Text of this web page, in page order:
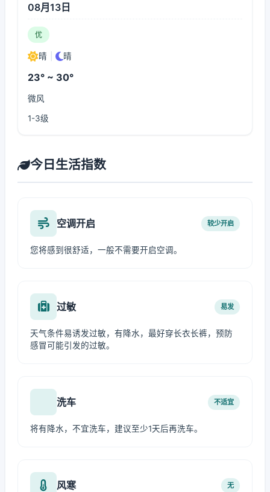
08月13日
优
晴 晴
23° ~ 30°
微风
1-3级
今日生活指数
空调开启 较少开启
您将感到很舒适，一般不需要开启空调。
过敏 易发
天气条件易诱发过敏，有降水，最好穿长衣长裤，预防
感冒可能引发的过敏。
洗车 不适宜
将有降水，不宜洗车，建议至少1天后再洗车。
风寒 无